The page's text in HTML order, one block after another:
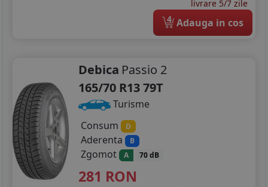
195/70R15
205/60R15
205/65R15
205/70R15
livrare 5/7 zile
4 Adauga in cos
Debica Passio 2
165/70 R13 79T
Turisme
Consum
D
Aderenta B
Zgomot A 70 dB
281 RON